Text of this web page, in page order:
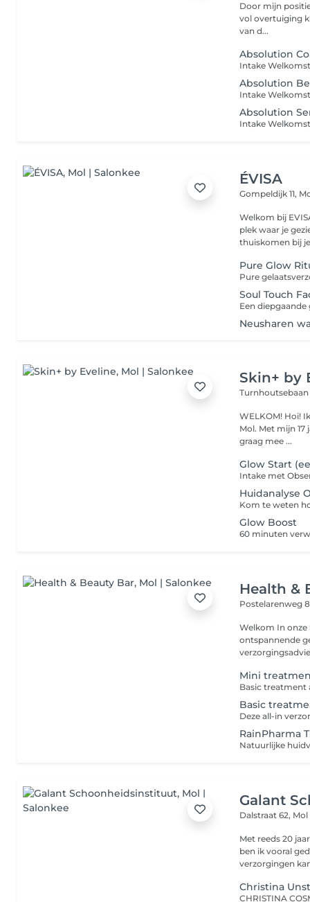
Door mijn
vol overtuiging
van d...
Absolution
Absolution
Absolution
ÉVISA
Gompeldijk 11,
Welkom bij EVISA Een wereld van rust, klasse en zachte
plek waar je
thuiskomen bij
Pure Glow
Soul Touch
Neusharen
Skin+ by
Turnhoutsebaan
WELKOM! Hoi!
Mol. Met mijn 17 jaar ervaring en mijn liefde voor het vak, neem ik je
graag mee ...
Glow Start
Huidanalyse
Kom te weten
Glow Boost
Health &
Postelarenweg
Welkom In onze Health & Beauty Bar kun je terecht voor een
ontspannende
Mini
Basic
RainPharma
Galant
Dalstraat 62,
Met reeds 20
ben ik vooral
verzorgingen
Christina